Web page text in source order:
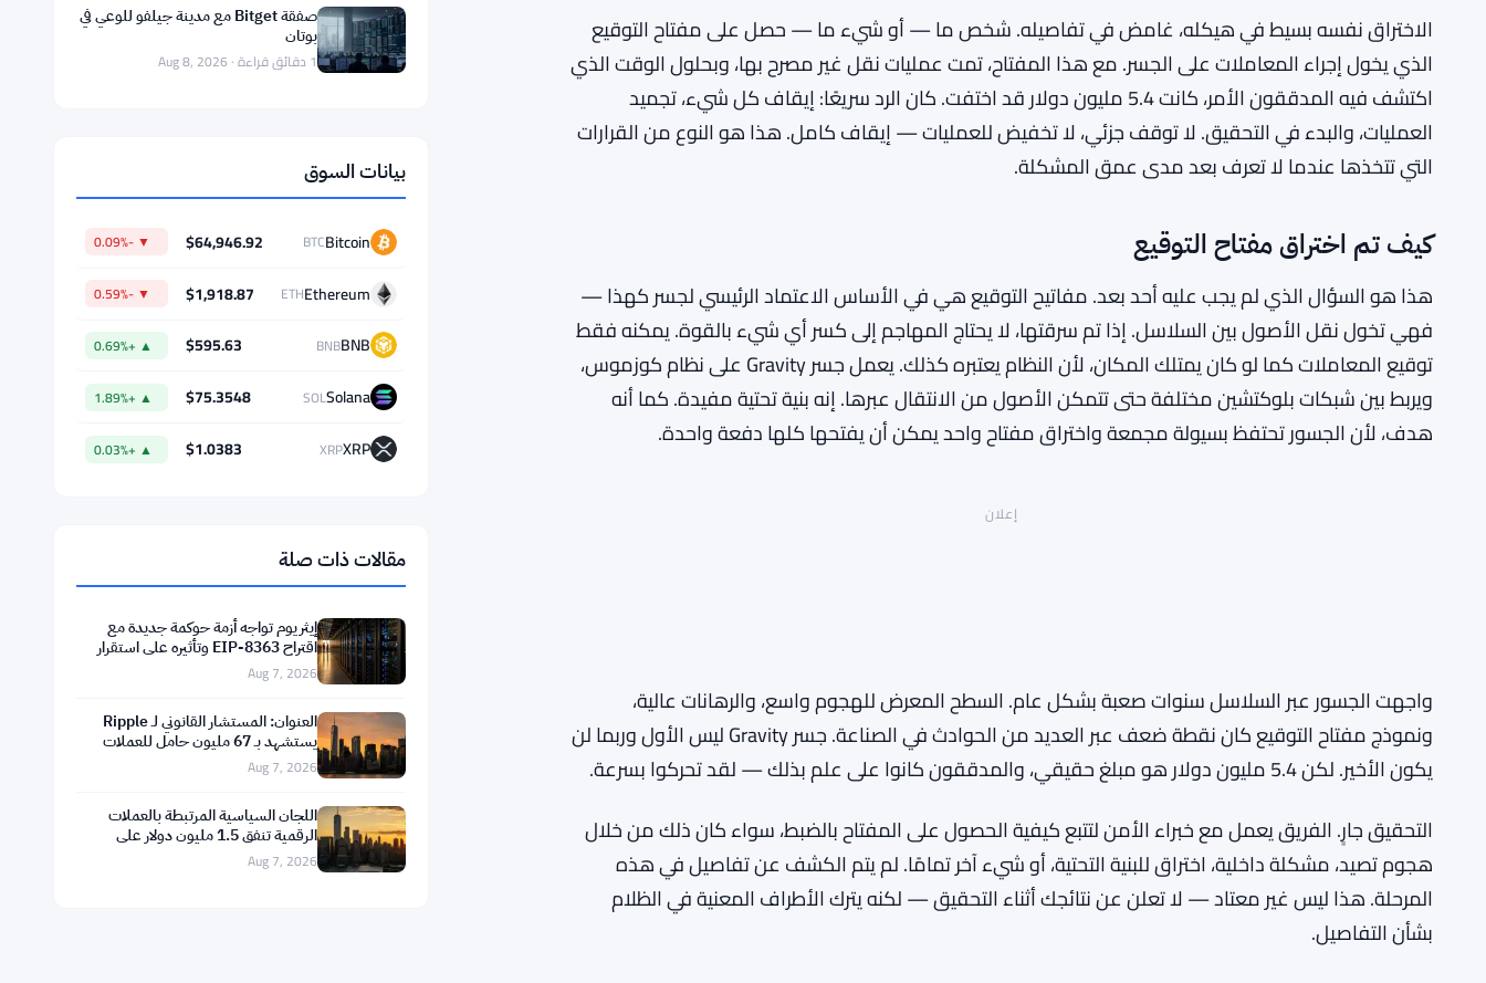
الاختراق نفسه بسيط في هيكله، غامض في تفاصيله. شخص ما — أو شيء ما — حصل على مفتاح التوقيع
الذي يخول إجراء المعاملات على الجسر. مع هذا المفتاح، تمت عمليات نقل غير مصرح بها، وبحلول الوقت الذي
اكتشف فيه المدققون الأمر، كانت 5.4 مليون دولار قد اختفت. كان الرد سريعًا: إيقاف كل شيء، تجميد
العمليات، والبدء في التحقيق. لا توقف جزئي، لا تخفيض للعمليات — إيقاف كامل. هذا هو النوع من القرارات
التي تتخذها عندما لا تعرف بعد مدى عمق المشكلة.
كيف تم اختراق مفتاح التوقيع
هذا هو السؤال الذي لم يجب عليه أحد بعد. مفاتيح التوقيع هي في الأساس الاعتماد الرئيسي لجسر كهذا —
فهي تخول نقل الأصول بين السلاسل. إذا تم سرقتها، لا يحتاج المهاجم إلى كسر أي شيء بالقوة. يمكنه فقط
توقيع المعاملات كما لو كان يمتلك المكان، لأن النظام يعتبره كذلك. يعمل جسر Gravity على نظام كوزموس،
ويربط بين شبكات بلوكتشين مختلفة حتى تتمكن الأصول من الانتقال عبرها. إنه بنية تحتية مفيدة. كما أنه
هدف، لأن الجسور تحتفظ بسيولة مجمعة واختراق مفتاح واحد يمكن أن يفتحها كلها دفعة واحدة.
إعلان
واجهت الجسور عبر السلاسل سنوات صعبة بشكل عام. السطح المعرض للهجوم واسع، والرهانات عالية،
1 دقائق قراءة · Aug 8, 2026
حظر هيئة تداول السلع الآجلة لاستخدام
قانون العملات الرقمية
1 دقائق قراءة · Aug 8, 2026
صفقة Bitget مع مدينة جيلفو للوعي في
1 دقائق قراءة · Aug 8, 2026
بيانات السوق
BNB
BNB
$595.63
▲ +0.69%
Solana
SOL
$75.3548
▲ +1.89%
XRP
XRP
إيثريوم تواجه أزمة حوكمة جديدة مع